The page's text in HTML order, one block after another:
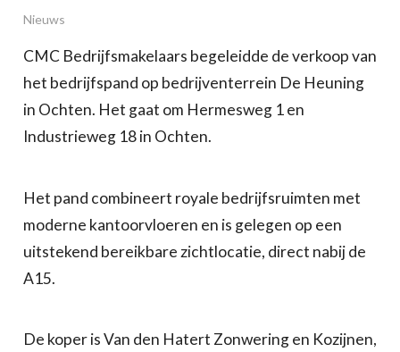
Nieuws
CMC Bedrijfsmakelaars begeleidde de verkoop van
het bedrijfspand op bedrijventerrein De Heuning
in Ochten. Het gaat om Hermesweg 1 en
Industrieweg 18 in Ochten.
Het pand combineert royale bedrijfsruimten met
moderne kantoorvloeren en is gelegen op een
uitstekend bereikbare zichtlocatie, direct nabij de
A15.
De koper is Van den Hatert Zonwering en Kozijnen,